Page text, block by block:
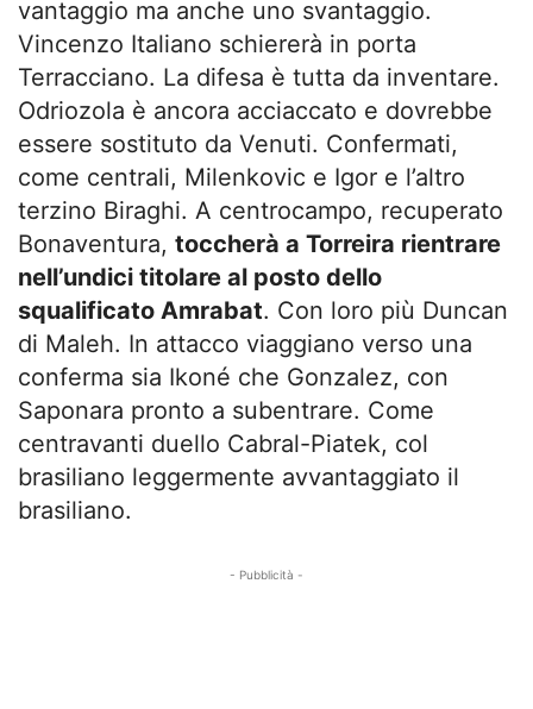
vantaggio ma anche uno svantaggio.
Vincenzo Italiano schiererà in porta
Terracciano. La difesa è tutta da inventare.
Odriozola è ancora acciaccato e dovrebbe
essere sostituto da Venuti. Confermati,
come centrali, Milenkovic e Igor e l’altro
terzino Biraghi. A centrocampo, recuperato
Bonaventura, toccherà a Torreira rientrare
nell’undici titolare al posto dello
squalificato Amrabat. Con loro più Duncan
di Maleh. In attacco viaggiano verso una
conferma sia Ikoné che Gonzalez, con
Saponara pronto a subentrare. Come
centravanti duello Cabral-Piatek, col
brasiliano leggermente avvantaggiato il
brasiliano.
- Pubblicità -